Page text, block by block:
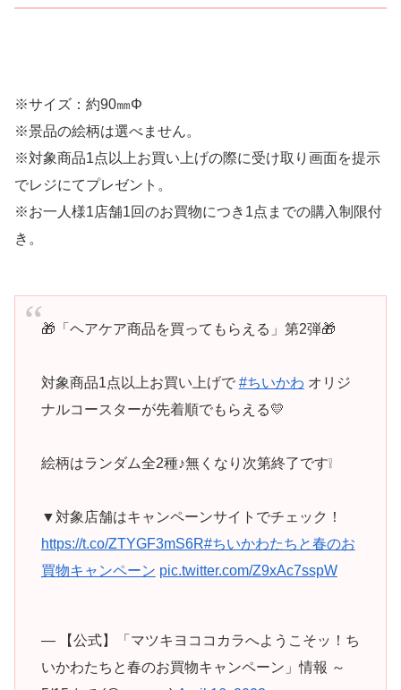
※サイズ：約90㎜Φ
※景品の絵柄は選べません。
※対象商品1点以上お買い上げの際に受け取り画面を提示
でレジにてプレゼント。
※お一人様1店舗1回のお買物につき1点までの購入制限付
き。
🎁「ヘアケア商品を買ってもらえる」第2弾🎁
対象商品1点以上お買い上げで #ちいかわ オリジ
ナルコースターが先着順でもらえる💛
絵柄はランダム全2種♪無くなり次第終了です❕
▼対象店舗はキャンペーンサイトでチェック！
https://t.co/ZTYGF3mS6R#ちいかわたちと春のお
買物キャンペーン pic.twitter.com/Z9xAc7sspW
— 【公式】「マツキヨココカラへようこそッ！ち
いかわたちと春のお買物キャンペーン」情報 ～